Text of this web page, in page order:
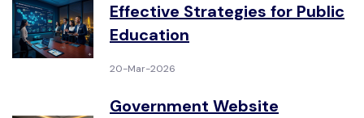
Effective Strategies for Public
Education
20-Mar-2026
Government Website